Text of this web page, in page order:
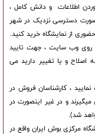
اطلاعات و دانش کامل ،
صورت دسترسی نزدیک در شهر
از نمایشگاه خرید کنید.
روی وب سایت ، جهت تایید
اصلاح و یا تغییر دارید می
ساعت 8 بعدازظهر ثبت نمایید ، کارشناسان فروش در
و در غیر اینصورت در
مرکزی بوش ایران واقع در